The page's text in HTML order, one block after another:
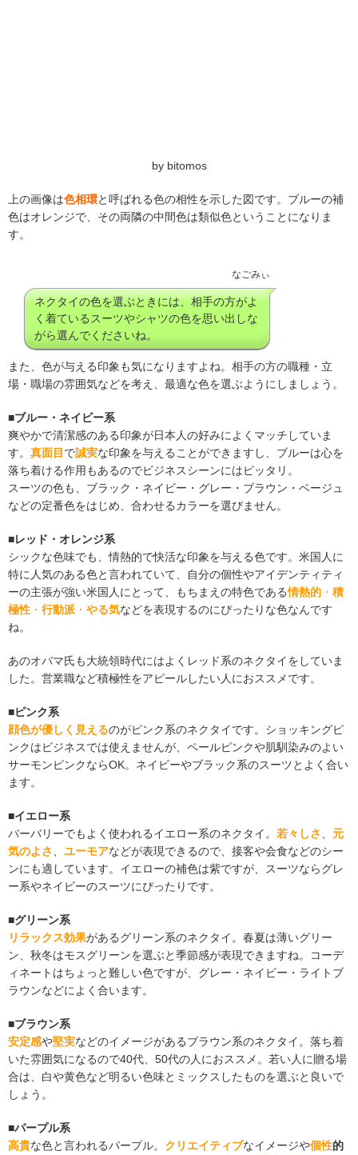
by bitomos
上の画像は色相環と呼ばれる色の相性を示した図です。ブルーの補
色はオレンジで、その両隣の中間色は類似色ということになりま
す。
なごみぃ
ネクタイの色を選ぶときには、相手の方がよ
く着ているスーツやシャツの色を思い出しな
がら選んでくださいね。
また、色が与える印象も気になりますよね。相手の方の職種・立
場・職場の雰囲気などを考え、最適な色を選ぶようにしましょう。
■ブルー・ネイビー系
爽やかで清潔感のある印象が日本人の好みによくマッチしていま
す。 真面目 で誠実な印象を与えることができますし、ブルーは心を
落ち着ける作用もあるのでビジネスシーンにはピッタリ。
スーツの色も、ブラック・ネイビー・グレー・ブラウン・ベージュ
などの定番色をはじめ、合わせるカラーを選びません。
■レッド・オレンジ系
シックな色味でも、情熱的で快活な印象を与える色です。米国人に
特に人気のある色と言われていて、自分の個性やアイデンティティ
ーの主張が強い米国人にとって、もちまえの特色である情熱的 ・ 積
極性 ・ 行動派 ・ やる気などを表現するのにぴったりな色なんです
ね。
あのオバマ氏も大統領時代にはよくレッド系のネクタイをしていま
した。営業職など積極性をアピールしたい人におススメです。
■ピンク系
顔色が優しく見えるのがピンク系のネクタイです。ショッキングピ
ンクはビジネスでは使えませんが、ペールピンクや肌馴染みのよい
サーモンピンクならOK。ネイビーやブラック系のスーツとよく合い
ます。
■イエロー系
バーバリーでもよく使われるイエロー系のネクタイ。 若々しさ
元
気のよさ
ユーモアなどが表現できるので、接客や会食などのシー
ンにも適しています。イエローの補色は紫ですが、スーツならグレ
ー系やネイビーのスーツにぴったりです。
■グリーン系
リラックス効果があるグリーン系のネクタイ。春夏は薄いグリー
ン、秋冬はモスグリーンを選ぶと季節感が表現できますね。コーデ
ィネートはちょっと難しい色ですが、グレー・ネイビー・ライトブ
ラウンなどによく合います。
■ブラウン系
安定感や堅実などのイメージがあるブラウン系のネクタイ。落ち着
いた雰囲気になるので40代、50代の人におススメ。若い人に贈る場
合は、白や黄色など明るい色味とミックスしたものを選ぶと良いで
しょう。
■パープル系
高貴な色と言われるパープル。 クリエイティブなイメージや個性的